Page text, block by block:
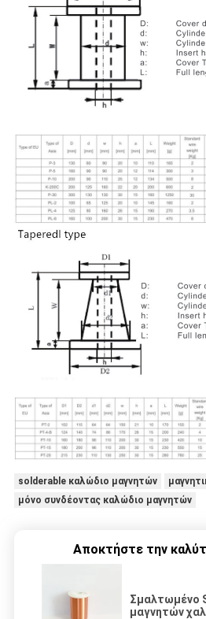
solderable καλώδιο μαγνητών
μόνο συνδέοντας καλώδιο μαγνητών
Αποκτήστε την
Σμαλτωμένο
μαγνητών